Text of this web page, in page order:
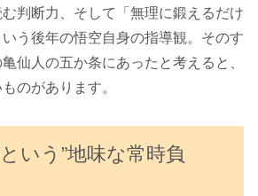
判断力、そして「無理に鍛えるだけ
う後年の悟空自身の指導観。そのす
仙人の五か条にあったと考えると、
のがあります。
いう”地味な常時負